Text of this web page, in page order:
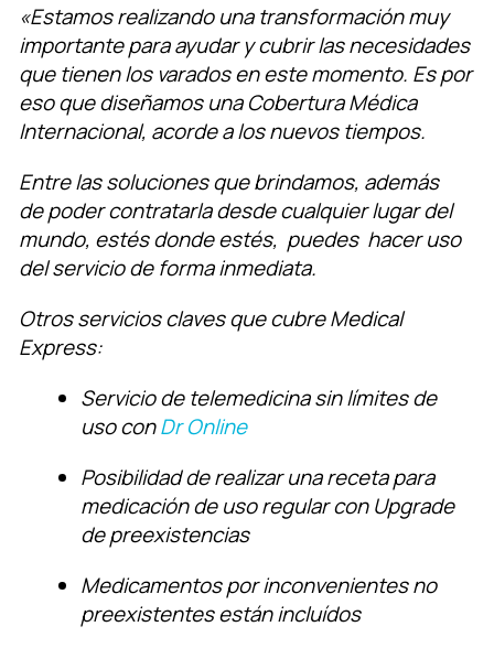
«Estamos realizando una transformación muy
importante para ayudar y cubrir las necesidades
que tienen los varados en este momento. Es por
eso que diseñamos una Cobertura Médica
Internacional, acorde a los nuevos tiempos.
Entre las soluciones que brindamos, además
de poder contratarla desde cualquier lugar del
mundo, estés donde estés, puedes hacer uso
del servicio de forma inmediata.
Otros servicios claves que cubre Medical
Express:
Servicio de telemedicina sin límites de
uso conDr Online
Posibilidad de realizar una receta para
medicación de uso regular con Upgrade
de preexistencias
Medicamentos por inconvenientes no
preexistentes están incluídos